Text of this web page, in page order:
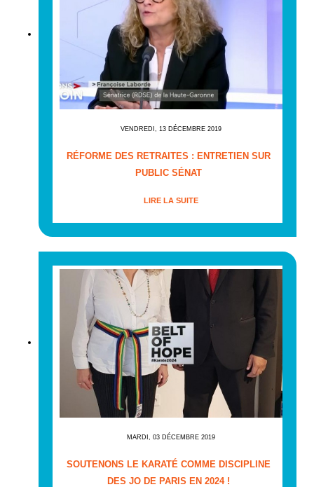
VENDREDI, 13 DÉCEMBRE 2019
RÉFORME DES RETRAITES : ENTRETIEN SUR
PUBLIC SÉNAT
LIRE LA SUITE
MARDI, 03 DÉCEMBRE 2019
SOUTENONS LE KARATÉ COMME DISCIPLINE
DES JO DE PARIS EN 2024 !